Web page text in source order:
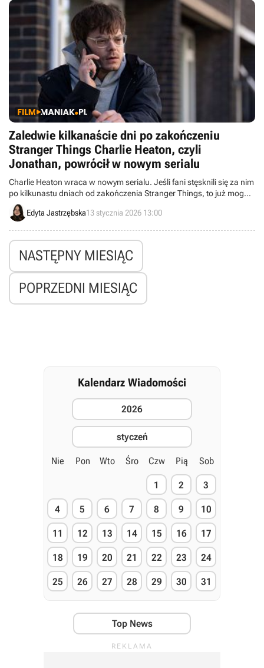
Zaledwie kilkanaście dni po zakończeniu
Stranger Things Charlie Heaton, czyli
Jonathan, powrócił w nowym serialu
Charlie Heaton wraca w nowym serialu. Jeśli fani stęsknili się za nim
po kilkunastu dniach od zakończenia Stranger Things, to już mogą
obejrzeć go w innej roli.
Edyta Jastrzębska13 stycznia 2026 13:00
NASTĘPNY MIESIĄC
POPRZEDNI MIESIĄC
Kalendarz Wiadomości
2026
styczeń
Nie Pon Wto Śro Czw Pią Sob
1 2 3
4 5 6 7 8 9 10
11 12 13 14 15 16 17
18 19 20 21 22 23 24
25 26 27 28 29 30 31
Top News